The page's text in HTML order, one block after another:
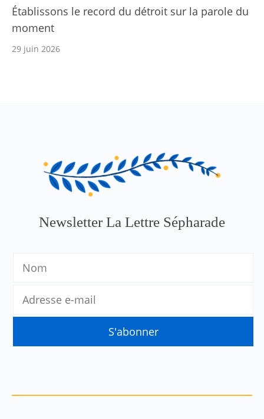
Établissons le record du détroit sur la parole du
moment
29 juin 2026
Newsletter La Lettre Sépharade